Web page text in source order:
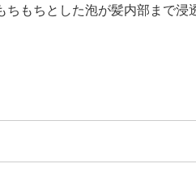
もちとした泡が髪内部まで浸